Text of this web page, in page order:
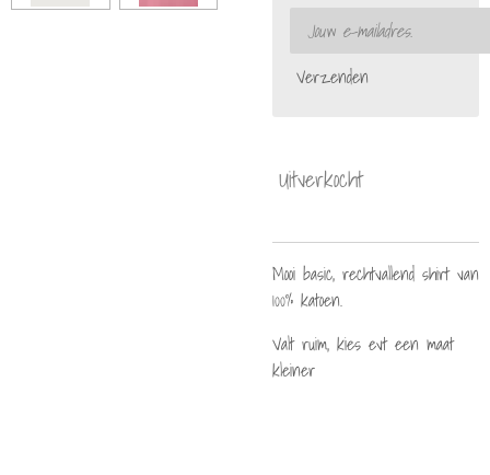
Verzenden
Uitverkocht
Mooi basic, rechtvallend shirt van
100% katoen.
Valt ruim, kies evt een maat
kleiner